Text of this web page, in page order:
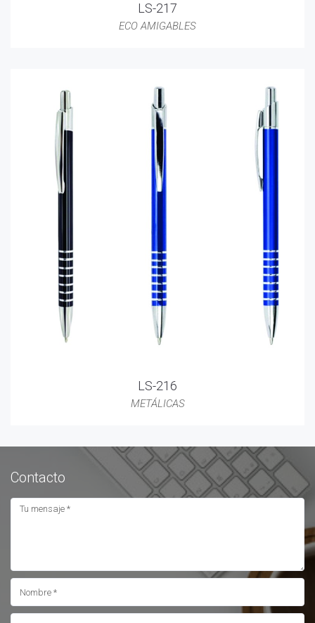
LS-217
ECO AMIGABLES
LS-216
METÁLICAS
Contacto